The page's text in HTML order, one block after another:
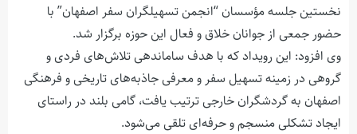
نخستین جلسه مؤسسان “انجمن تسهیلگران سفر اصفهان” با
حضور جمعی از جوانان خلاق و فعال این حوزه برگزار شد.
وی افزود: این رویداد که با هدف ساماندهی تلاش‌های فردی و
گروهی در زمینه تسهیل سفر و معرفی جاذبه‌های تاریخی و فرهنگی
اصفهان به گردشگران خارجی ترتیب یافت، گامی بلند در راستای
ایجاد تشکلی منسجم و حرفه‌ای تلقی می‌شود.